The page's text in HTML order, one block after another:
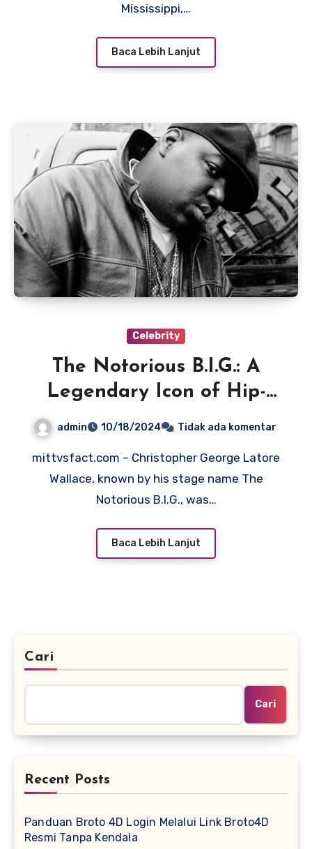
Mississippi,…
Baca Lebih Lanjut
Celebrity
The Notorious B.I.G.: A
Legendary Icon of Hip-
admin 10/18/2024 Tidak ada komentar
mittvsfact.com – Christopher George Latore
Wallace, known by his stage name The
Notorious B.I.G., was…
Baca Lebih Lanjut
Cari
Cari
Recent Posts
Panduan Broto 4D Login Melalui Link Broto4D
Resmi Tanpa Kendala